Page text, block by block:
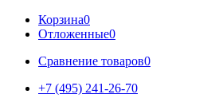
Корзина0
Отложенные0
Сравнение товаров0
+7 (495) 241-26-70